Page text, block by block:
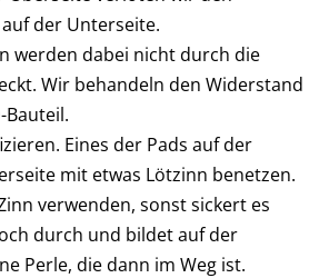
der Unterseite.
werden dabei nicht durch die
Wir behandeln den Widerstand
Bauteil.
Eines der Pads auf der
mit etwas Lötzinn benetzen.
verwenden, sonst sickert es
durch und bildet auf der
Perle, die dann im Weg ist.